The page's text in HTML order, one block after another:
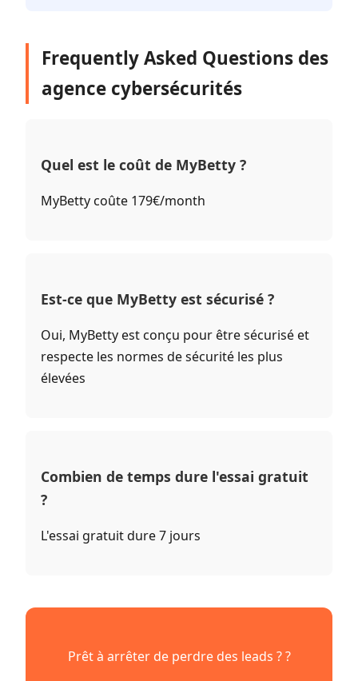
Frequently Asked Questions des
agence cybersécurités
Quel est le coût de MyBetty ?
MyBetty coûte 179€/month
Est-ce que MyBetty est sécurisé ?
Oui, MyBetty est conçu pour être sécurisé et
respecte les normes de sécurité les plus
élevées
Combien de temps dure l'essai gratuit
?
L'essai gratuit dure 7 jours
Prêt à arrêter de perdre des leads ? ?